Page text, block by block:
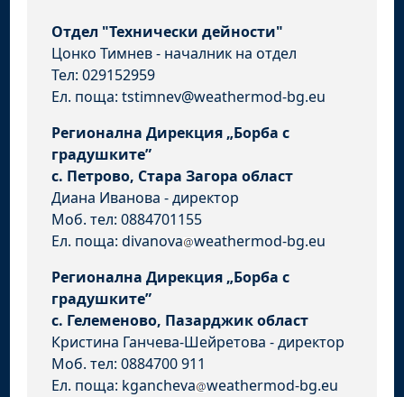
Отдел "Технически дейности"
Цонко Тимнев - началник на отдел
Тел: 029152959
Ел. поща: tstimnev@weathermod-bg.eu
Регионална Дирекция „Борба с
градушките”
с. Петрово, Стара Загора област
Диана Иванова - директор
Моб. тел: 0884701155
Ел. поща: divanova weathermod-bg.eu
Регионална Дирекция „Борба с
градушките”
с. Гелеменово, Пазарджик област
Кристина Ганчева-Шейретова - директор
Моб. тел: 0884700 911
Ел. поща: kgancheva weathermod-bg.eu